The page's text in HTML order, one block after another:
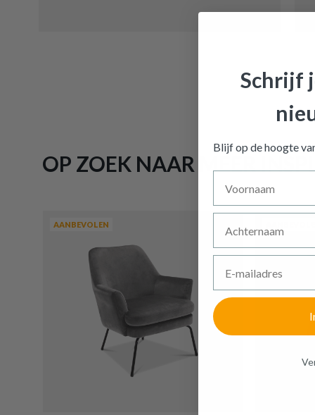
OP ZOEK NAAR MEER
AANBEVOLEN
Schrijf
Blijf op de hoogte